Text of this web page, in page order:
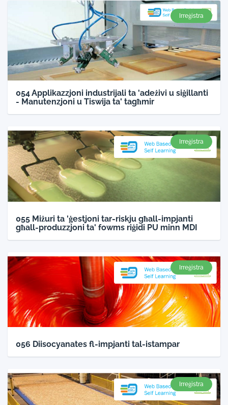
Irreġistra
054 Applikazzjoni industrijali ta 'adeżivi u siġillanti
- Manutenzjoni u Tiswija ta' tagħmir
Irreġistra
055 Miżuri ta 'ġestjoni tar-riskju għall-impjanti
għall-produzzjoni ta' fowms riġidi PU minn MDI
Irreġistra
056 Diisocyanates fl-impjanti tal-istampar
Irreġistra